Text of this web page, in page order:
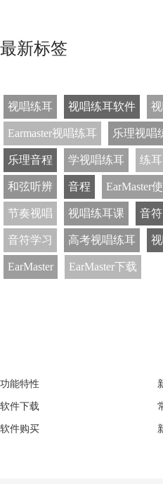
最新标签
视唱练耳 视唱练耳软件
Earmaster视唱练耳 乐理视唱
乐理音程 学视唱练耳 练
和弦听辨 音程 EarMaster
节奏视唱 视唱练耳课 音符
音符学习 高考视唱练耳
EarMaster EarMaster下载
功能特性
软件下载
软件购买